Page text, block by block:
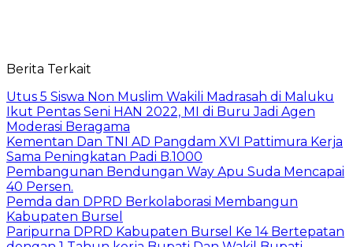
Berita Terkait
Utus 5 Siswa Non Muslim Wakili Madrasah di Maluku
Ikut Pentas Seni HAN 2022, MI di Buru Jadi Agen
Moderasi Beragama
Kementan Dan TNI AD Pangdam XVI Pattimura Kerja
Sama Peningkatan Padi B.1000
Pembangunan Bendungan Way Apu Suda Mencapai
40 Persen.
Pemda dan DPRD Berkolaborasi Membangun
Kabupaten Bursel
Paripurna DPRD Kabupaten Bursel Ke 14 Bertepatan